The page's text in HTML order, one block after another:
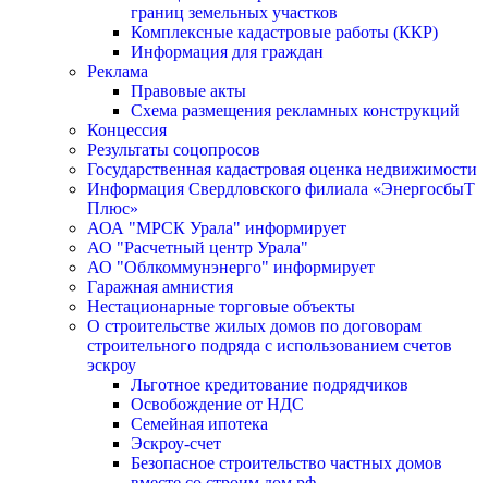
границ земельных участков
Комплексные кадастровые работы (ККР)
Информация для граждан
Реклама
Правовые акты
Схема размещения рекламных конструкций
Концессия
Результаты соцопросов
Государственная кадастровая оценка недвижимости
Информация Свердловского филиала «ЭнергосбыТ
Плюс»
АОА "МРСК Урала" информирует
АО "Расчетный центр Урала"
АО "Облкоммунэнерго" информирует
Гаражная амнистия
Нестационарные торговые объекты
О строительстве жилых домов по договорам
строительного подряда с использованием счетов
эскроу
Льготное кредитование подрядчиков
Освобождение от НДС
Семейная ипотека
Эскроу-счет
Безопасное строительство частных домов